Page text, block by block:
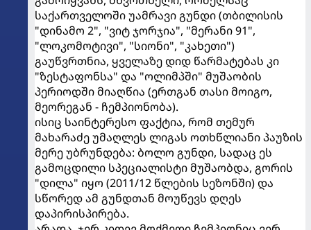
საქართველოში უამრავი გუნდი (თბილისის
"დინამო 2", "ვიტ ჯორჯია", "მერანი 91",
"ლოკომოტივი", "სიონი", "კახეთი")
გაუწვრთნია, ყველაზე დიდ წარმატებას კი
"ზესტაფონსა" და "ოლიმპში" მუშაობის
პერიოდში მიაღწია (ერთგან თასი მოიგო,
მეორეგან - ჩემპიონობა).
ისიც საინტერესო ფაქტია, რომ თემურ
მახარაძე უმაღლეს ლიგას ოთხწლიანი პაუზის
მერე უბრუნდება: ბოლო გუნდი, სადაც ეს
გამოცდილი სპეციალისტი მუშაობდა, გორის
"დილა" იყო (2011/12 წლების სეზონში) და
სწორედ ამ გუნდთან მოუწევს დღეს
დაპირისპირება.